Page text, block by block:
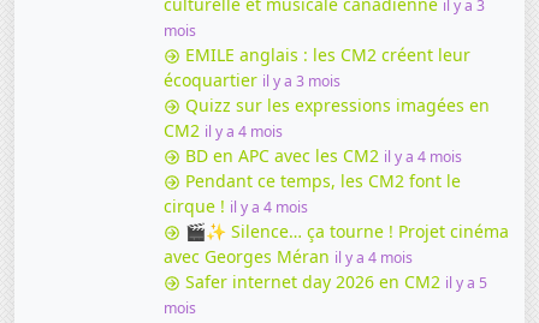
il y a 3
mois
EMILE anglais : les CM2 créent leur
écoquartier il y a 3 mois
Quizz sur les expressions imagées en
CM2 il y a 4 mois
BD en APC avec les CM2 il y a 4 mois
Pendant ce temps, les CM2 font le
cirque ! il y a 4 mois
🎬✨ Silence… ça tourne ! Projet cinéma
avec Georges Méran il y a 4 mois
Safer internet day 2026 en CM2 il y a 5
mois